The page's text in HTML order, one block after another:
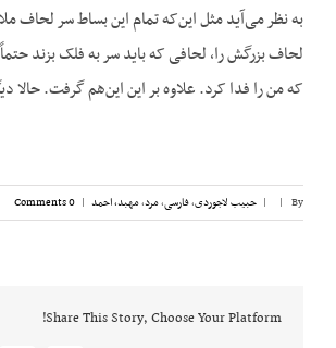
به نظر می‌آید مثل این‌که تمام این بساط سر لحاف
لحاف بزرگش را، لحافی که باید سر به فلک بزند
که من را فدا کرد. علاوه بر این این‌هم گرفت. حالا
By
|
| حبیب لاجوردی,فارسی,مرد,مهبد، احمد |
0 Comments
Share This Story, Choose Your Platform!